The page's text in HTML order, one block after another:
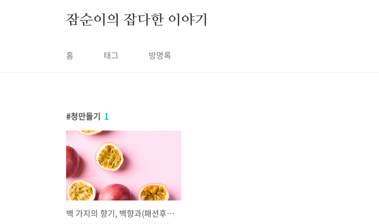
잠순이의 잡다한 이야기
홈 태그 방명록
청만들기 1
백 가지의 향기, 백향과(패션후르츠,패션푸르트)